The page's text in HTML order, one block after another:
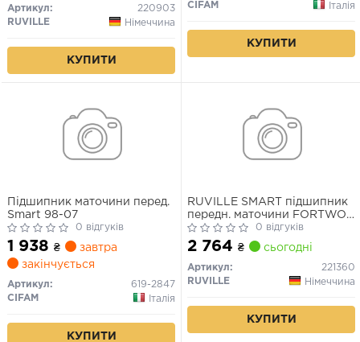
Артикул:
220903
RUVILLE
Німеччина
КУПИТИ
CIFAM
Італія
КУПИТИ
Підшипник маточини перед.
Smart 98-07
0 відгуків
1 938 ₴
завтра
закінчується
Артикул:
619-2847
CIFAM
Італія
КУПИТИ
RUVILLE SMART підшипник
передн. маточини FORTWO
07-
0 відгуків
2 764 ₴ сьогодні
Артикул:
221360
RUVILLE
Німеччина
КУПИТИ